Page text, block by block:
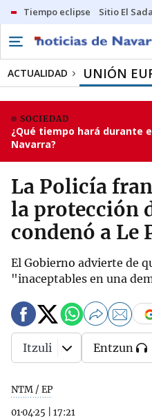
Tiempo eclipse Sitio El
ACTUALIDAD UNIÓN
SOCIEDAD
¿Qué tiempo hará durante
Navarra?
La Policía
la protección
condenó a Le
El Gobierno advierte de
"inaceptables en una
NTM / EP
01·04·25
17:21
Itzuli Entzun